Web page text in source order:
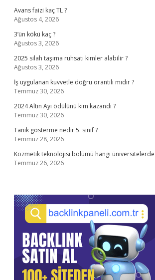
Avans faizi kaç TL ?
Ağustos 4, 2026
3’ün kökü kaç ?
Ağustos 3, 2026
2025 silah taşıma ruhsatı kimler alabilir ?
Ağustos 3, 2026
İş uygulanan kuvvetle doğru orantılı mıdır ?
Temmuz 30, 2026
2024 Altın Ayı ödülünü kim kazandı ?
Temmuz 30, 2026
Tanık gösterme nedir 5. sınıf ?
Temmuz 28, 2026
Kozmetik teknolojisi bölümü hangi üniversitelerde
Temmuz 26, 2026